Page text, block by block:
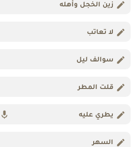
زين الخجل وأهله
لا تعاتب
سوالف ليل
قلت المطر
يطري عليه
السهر